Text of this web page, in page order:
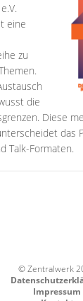
eine
zu
die
Diese
das
Talk-Formaten.
© Zentralwerk
Impressum